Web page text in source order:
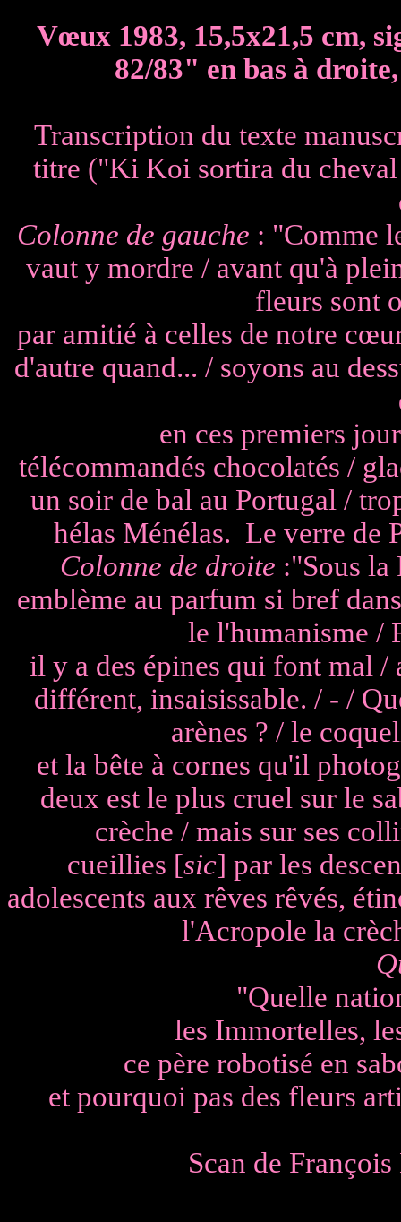
Vœux 1983, 15,5x21,5 cm,
82/83" en bas à
Transcription du texte
titre ("Ki Koi sortira du
Colonne de gauche : "Comme
vaut y mordre / avant qu'à
fleurs sont
par amitié à celles de notre
d'autre quand... / soyons au
en ces premiers
télécommandés chocolatés /
un soir de bal au Portugal /
hélas Ménélas. Le verre de
Colonne de droite :"Sous la
emblème au parfum si bref
le l'humanisme /
il y a des épines qui font mal /
différent, insaisissable. / - /
arènes ? / le
et la bête à cornes qu'il
deux est le plus cruel sur le
crèche / mais sur ses
cueillies [sic] par les
adolescents aux rêves rêvés,
l'Acropole la
"Quelle
les Immortelles,
ce père robotisé en
et pourquoi pas des fleurs
Scan de